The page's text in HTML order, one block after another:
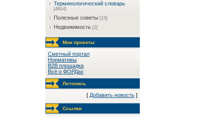
Терминологический словарь
[4914]
Полезные советы [15]
Недвижимость [2]
Мои проекты
Сметный портал
Нормативы
B2B площадка
Всё о ФОРДах
Летопись
[ Добавить новость ]
Ссылки